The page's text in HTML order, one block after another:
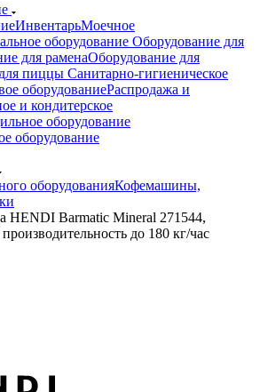
ИнвентарьМоечное
оборудование Оборудование для
для раменаОборудование для
пиццы Санитарно-гигиеническое
оборудованиеРаспродажа и
и кондитерское
оборудование
оборудование
оборудованияКофемашины,
HENDI Barmatic Mineral 271544,
до 180 кг/час